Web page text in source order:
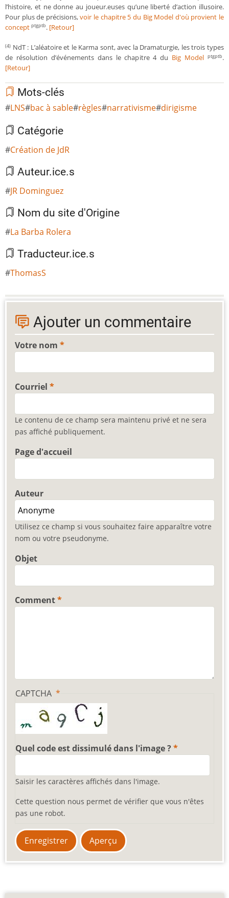
l’histoire, et ne donne au joueur.euses qu’une liberté d’action illusoire.
Pour plus de précisions,voir le chapitre 5 du Big Model d'où provient le
concept ptgptb. [Retour]
(4) NdT : L’aléatoire et le Karma sont, avec la Dramaturgie, les trois types
de résolution d’événements dans le chapitre 4 du Big Model ptgptb.
[Retour]
Mots-clés
LNS bac à sable règles narrativisme dirigisme
Catégorie
Création de JdR
Auteur.ice.s
JR Dominguez
Nom du site d'Origine
La Barba Rolera
Traducteur.ice.s
ThomasS
Ajouter un commentaire
Votre nom
Courriel
Le contenu de ce champ sera maintenu privé et ne sera
pas affiché publiquement.
Page d'accueil
Auteur
Utilisez ce champ si vous souhaitez faire apparaître votre
nom ou votre pseudonyme.
Objet
Comment
CAPTCHA
Quel code est dissimulé dans l'image ?
Saisir les caractères affichés dans l'image.
Cette question nous permet de vérifier que vous n'êtes
pas une robot.